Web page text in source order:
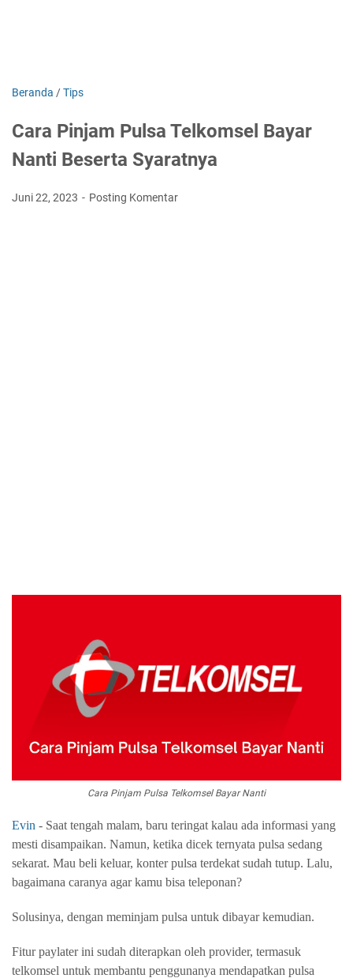
Beranda /Tips
Cara Pinjam Pulsa Telkomsel Bayar
Nanti Beserta Syaratnya
Juni 22, 2023 Posting Komentar
Cara Pinjam Pulsa Telkomsel Bayar Nanti
Evin - Saat tengah malam, baru teringat kalau ada informasi yang
mesti disampaikan. Namun, ketika dicek ternyata pulsa sedang
sekarat. Mau beli keluar, konter pulsa terdekat sudah tutup. Lalu,
bagaimana caranya agar kamu bisa teleponan?
Solusinya, dengan meminjam pulsa untuk dibayar kemudian.
Fitur paylater ini sudah diterapkan oleh provider, termasuk
telkomsel untuk membantu penggunanya mendapatkan pulsa